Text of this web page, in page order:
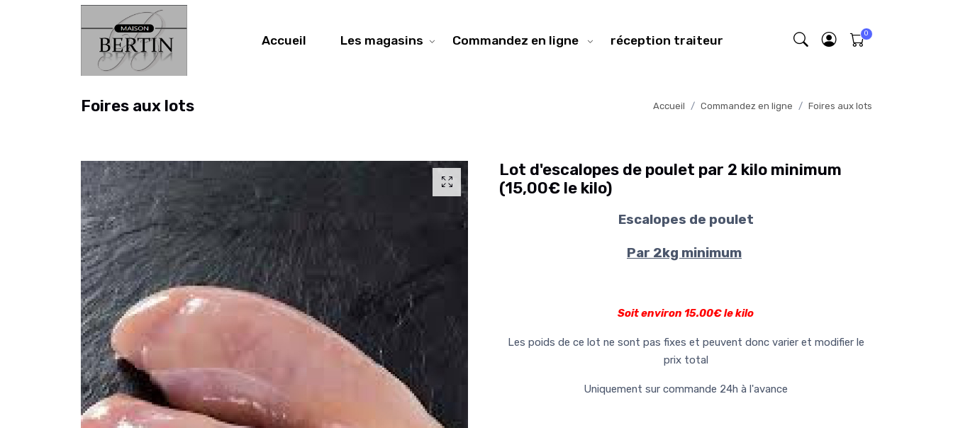
Accueil Les magasins Commandez en ligne réception traiteur
Foires aux lots Accueil Commandez en ligne Foires aux lots
Lot d'escalopes de poulet par 2 kilo minimum
(15,00€ le kilo)
Escalopes de poulet
Par 2kg minimum
Soit environ 15.00€ le kilo
Les poids de ce lot ne sont pas fixes et peuvent donc varier et modifier le
prix total
Uniquement sur commande 24h à l'avance